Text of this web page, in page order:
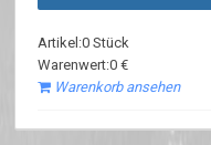
Artikel:0 Stück
Warenwert:0 €
Warenkorb ansehen